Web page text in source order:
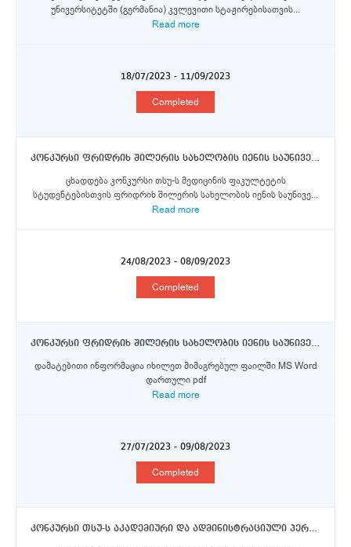
უნივერსიტეტში (გერმანია) კვლევითი სტაჟირებისათვის...
Read more
18/07/2023 - 11/09/2023
Completed
კონკურსი ფრიდრიხ შილერის სახელობის იენის საუნივერსიტეტო კლინიკაში გინეკოლოგიის მიმართულებით მოკლევადიანი კლინიკური პრაქტიკის გავლით დაინტერესებული თსუ-ს მედიცინის ფაკულტეტის სტუდენტებისთვის
ცხადდება კონკურსი თსუ-ს მედიცინის ფაკულტეტის
სტუდენტებისთვის ფრიდრიხ შილერის სახელობის იენის საუნივე...
Read more
24/08/2023 - 08/09/2023
Completed
კონკურსი ფრიდრიხ შილერის სახელობის იენის საუნივერსიტეტო კლინიკაში (გერმანია) მოკლევადიანი კლინიკური პრაქტიკის გავლის მიზნით გინეკოლოგიის მიმართულებით თსუ-ს მედიცინის ფაკულტეტის სტუდენტებისთვის
დამატებითი ინფორმაცია იხილეთ მიმაგრებულ ფაილში MS Word
დართული pdf
Read more
27/07/2023 - 09/08/2023
Completed
კონკურსი თსუ-ს აკადემიური და ადმინისტრაციული პერსონალისათვის ტორუნის უნივერსიტეტიში ერაზმუს+ პროგრამის სტიპენდიების მოსაპოვებლად